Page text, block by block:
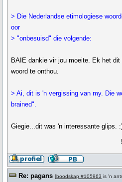
> Die Nederlandse etimologiese
oor
> "onbesuisd" die volgende:
BAIE dankie vir jou moeite. Ek het
woord te onthou.
> Ai, dit is 'n vergissing van my. Die
brained".
Giegie...dit was 'n interessante glips.
Re: pagans [boodskap #105963 is 'n